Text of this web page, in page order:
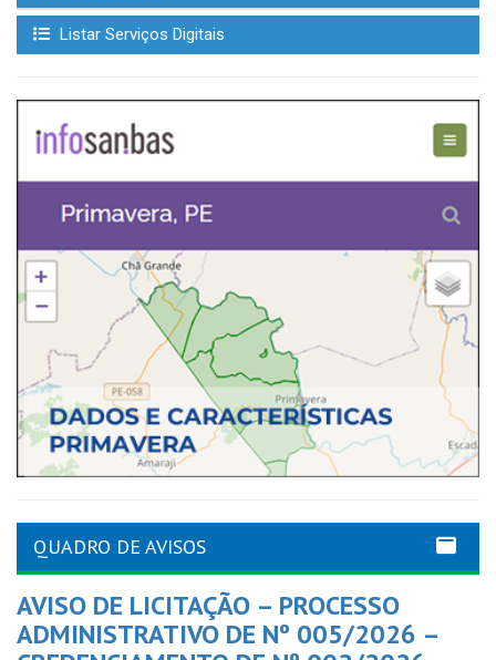
Listar Serviços Digitais
QUADRO DE AVISOS
AVISO DE LICITAÇÃO – PROCESSO
ADMINISTRATIVO DE Nº 005/2026 –